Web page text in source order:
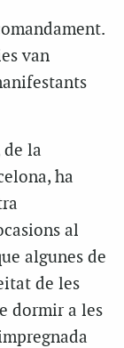
van
de la
ha
al
algunes de
de les
dormir a les